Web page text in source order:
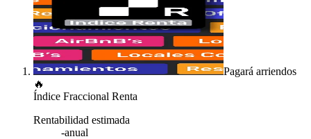
Pagará arriendos
🔥
Índice Fraccional Renta
Rentabilidad estimada
-anual